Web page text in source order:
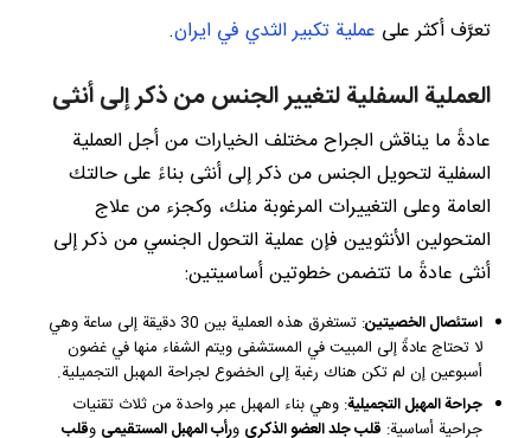
تعرَّف أكثر على عملية تكبير الثدي في ايران.
العملية السفلية لتغيير الجنس من ذكر إلى أنثى
عادةً ما يناقش الجراح مختلف الخيارات من أجل العملية
السفلية لتحويل الجنس من ذكر إلى أنثى بناءً على حالتك
العامة وعلى التغييرات المرغوبة منك، وكجزء من علاج
المتحولين الأنثويين فإن عملية التحول الجنسي من ذكر إلى
أنثى عادةً ما تتضمن خطوتين أساسيتين:
استئصال الخصيتين
: تستغرق هذه العملية بين 30 دقيقة إلى ساعة وهي
لا تحتاج عادةً إلى المبيت في المستشفى ويتم الشفاء منها في غضون
أسبوعين إن لم تكن هناك رغبة إلى الخضوع لجراحة المهبل التجميلية.
جراحة المهبل التجميلية: وهي بناء المهبل عبر واحدة من ثلاث تقنيات
جراحية أساسية: قلب جلد العضو الذكري ورأب المهبل المستقيمي وقلب